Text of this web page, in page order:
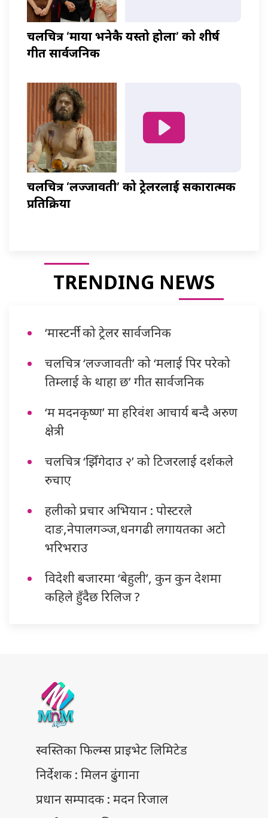
चलचित्र ‘माया भनेकै यस्तो होला’ को शीर्ष
गीत सार्वजनिक
चलचित्र ‘लज्जावती’ को ट्रेलरलाई सकारात्मक
प्रतिक्रिया
TRENDING NEWS
‘मास्टर्नी’ को ट्रेलर सार्वजनिक
चलचित्र ‘लज्जावती’ को ‘मलाई पिर परेको
तिम्लाई के थाहा छ’ गीत सार्वजनिक
‘म मदनकृष्ण’ मा हरिवंश आचार्य बन्दै अरुण
क्षेत्री
चलचित्र ‘झिँगेदाउ २’ को टिजरलाई दर्शकले
रुचाए
हलीको प्रचार अभियान : पोस्टरले
दाङ,नेपालगञ्ज,धनगढी लगायतका अटो
भरिभराउ
विदेशी बजारमा ‘बेहुली’, कुन कुन देशमा
कहिले हुँदैछ रिलिज ?
स्वस्तिका फिल्म्स प्राइभेट लिमिटेड
निर्देशक : मिलन ढुंगाना
प्रधान सम्पादक : मदन रिजाल